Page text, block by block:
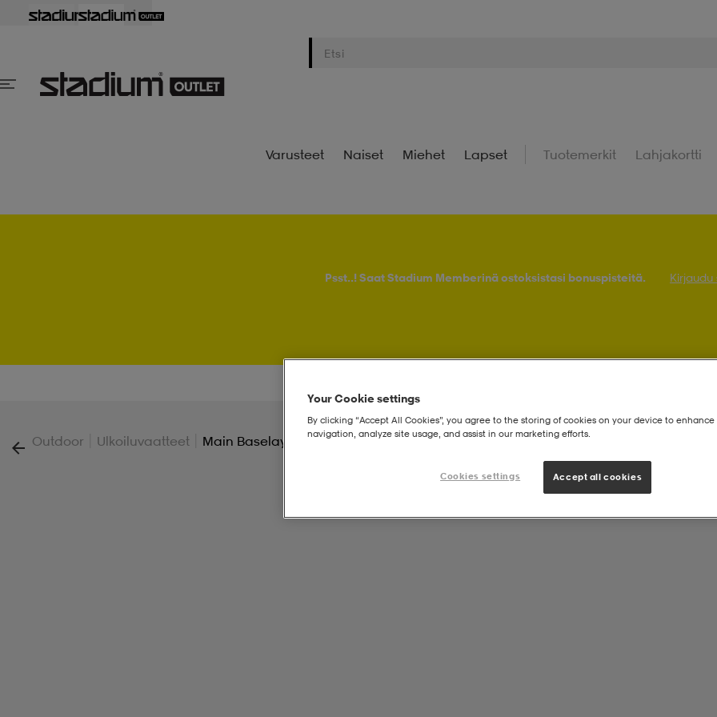
Varusteet Naiset Miehet Lapset Tuotemerkit Lahjakortti
Psst..! Saat Stadium Memberinä ostoksistasi bonuspisteitä. Kirjaudu
Outdoor Ulkoiluvaatteet Main Baselayer Pant Jr
Your Cookie settings
By clicking “Accept All Cookies”, you agree to the storing of cookies on your device to enhance
navigation, analyze site usage, and assist in our marketing efforts.
Cookies settings Accept all cookies